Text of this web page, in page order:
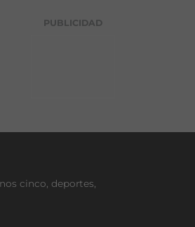
PUBLICIDAD
cinco, deportes,